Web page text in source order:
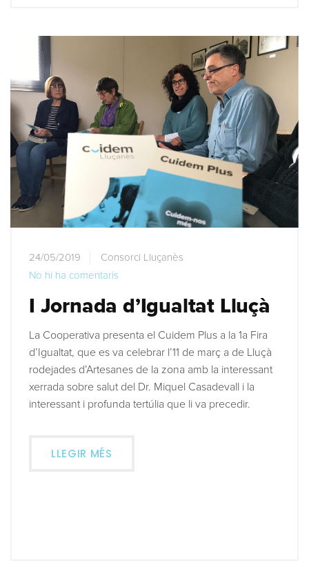
24/05/2019
Consorci Lluçanès
No hi ha comentaris
I Jornada d’Igualtat Lluçà
La Cooperativa presenta el Cuidem Plus a la 1a Fira
d’Igualtat, que es va celebrar l’11 de març a de Lluçà
rodejades d’Artesanes de la zona amb la interessant
xerrada sobre salut del Dr. Miquel Casadevall i la
interessant i profunda tertúlia que li va precedir.
LLEGIR MÉS